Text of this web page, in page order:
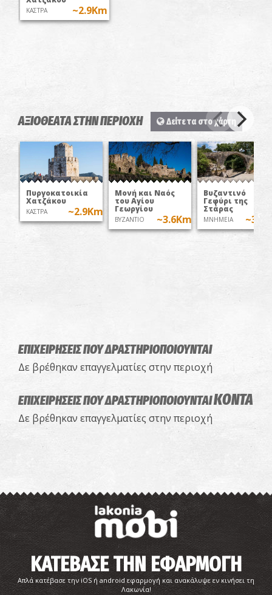
ΚΑΣΤΡΑ ~2.9Km
ΑΞΙΟΘΕΑΤΑ ΣΤΗΝ ΠΕΡΙΟΧΗ Δείτε τα στο χάρτη
Πυργοκατοικία
Χατζάκου
ΚΑΣΤΡΑ ~2.9Km
Μονή και Ναός
του Αγίου
Γεωργίου
ΒΥΖΑΝΤΙΟ ~3.6Km
Βυζαντινό
Γεφύρι της
Στάρας
MNHMEIA
ΕΠΙΧΕΙΡΗΣΕΙΣ ΠΟΥ ΔΡΑΣΤΗΡΙΟΠΟΙΟΥΝΤΑΙ
Δε βρέθηκαν επαγγελματίες στην περιοχή
ΕΠΙΧΕΙΡΗΣΕΙΣ ΠΟΥ ΔΡΑΣΤΗΡΙΟΠΟΙΟΥΝΤΑΙΚΟΝΤΑ
Δε βρέθηκαν επαγγελματίες στην περιοχή
ΚΑΤΕΒΑΣΕ ΤΗΝ ΕΦΑΡΜΟΓΗ
Απλά κατέβασε την iOS ή android εφαρμογή και ανακάλυψε εν κινήσει τη
Λακωνία!